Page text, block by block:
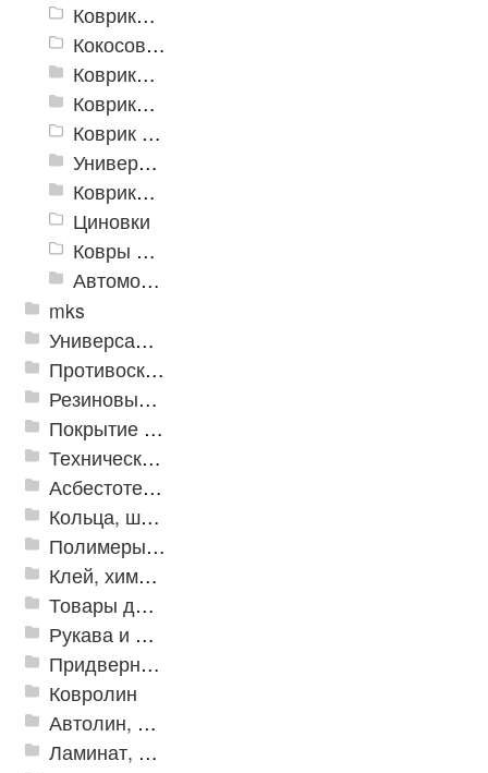
Коврики на пенорезине
Кокосовые коврики
Коврики для ванн
Коврики и дорожки пористые (Лапша)
Коврик флокированный
Универсальные коврики
Коврики хлопковые
Циновки
Ковры для детской
Автомобильные коврики
mks
Универсальные модульные покрытия
Противоскользящая защита для лестниц, профили, ленты
Резиновые и ПВХ дорожки
Покрытие из резиновой крошки
Техническая резина
Асбестотехнические и теплоизоляционные материалы
Кольца, шайбы, манжеты
Полимеры и пластики
Клей, химия, сопутствующие товары
Товары для дома
Рукава и шланги промышленные
Придверные решетки
Ковролин
Автолин, Транслин, Линолеум
Ламинат, Кварцвиниловая плитка SPC